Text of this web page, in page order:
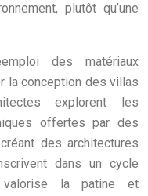
plutôt qu’une
des matériaux
la conception des villas
explorent les
offertes par des
des architectures
dans un cycle
valorise la patine et